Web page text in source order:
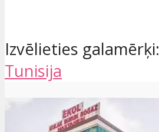
Izvēlieties galamērķi:
Tunisija